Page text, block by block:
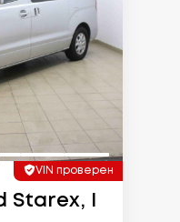
VIN проверен
Starex, I